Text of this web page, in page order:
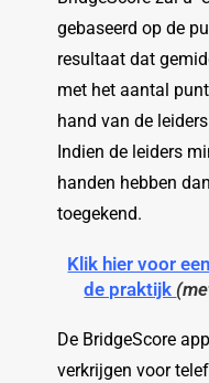
gebaseerd op de
resultaat dat
met het aantal
hand van de
Indien de leiders
handen hebben
toegekend.
Klik hier voor
de praktijk
De BridgeScore
verkrijgen voor